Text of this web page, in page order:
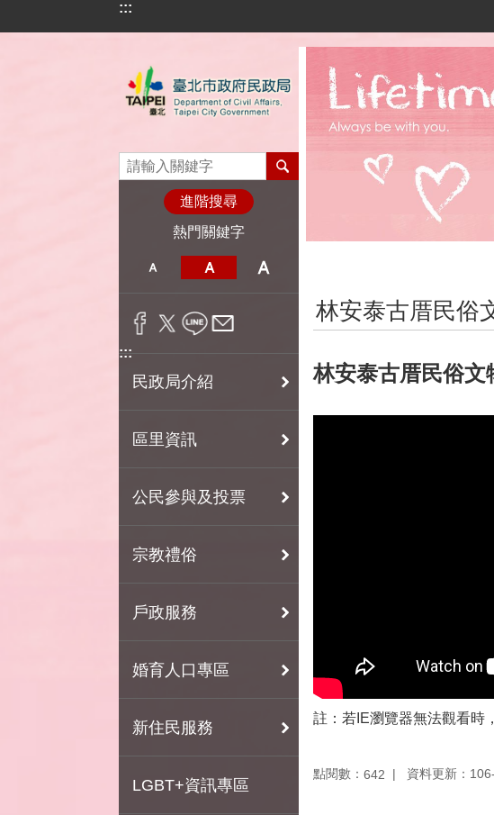
跳到主要內容區塊
:::
進階搜尋
熱門關鍵字
:::
民政局介紹
區里資訊
公民參與及投票
宗教禮俗
戶政服務
婚育人口專區
新住民服務
LGBT+資訊專區
林安泰古厝民俗
林安泰古厝民俗文
註：若IE瀏覽器無法觀看時
點閱數： 642 資料更新：